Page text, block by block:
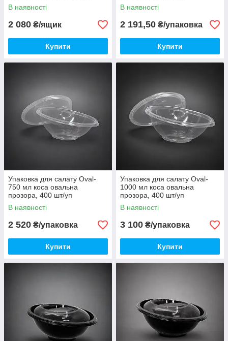
В наявності
2 080 ₴/ящик
Купити
В наявності
2 191,50 ₴/упаковка
Купити
Упаковка для салату Oval-
750 мл коса овальна
прозора, 400 шт/уп
В наявності
2 520 ₴/упаковка
Купити
Упаковка для салату Oval-
1000 мл коса овальна
прозора, 400 шт/уп
В наявності
3 100 ₴/упаковка
Купити